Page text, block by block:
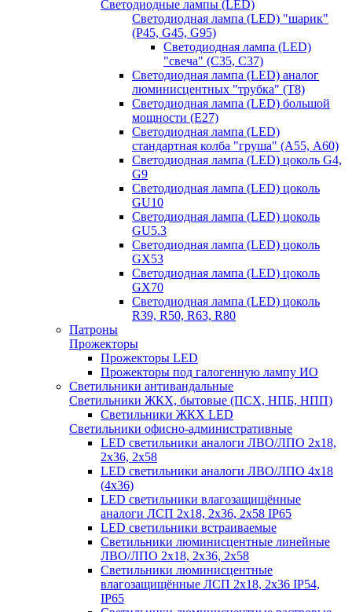
Светодиодные лампы (LED)
Светодиодная лампа (LED) "шарик"
(P45, G45, G95)
Светодиодная лампа (LED)
"свеча" (С35, С37)
Светодиодная лампа (LED) аналог
люминисцентных "трубка" (T8)
Светодиодная лампа (LED) большой
мощности (Е27)
Светодиодная лампа (LED)
стандартная колба "груша" (А55, А60)
Светодиодная лампа (LED) цоколь G4,
G9
Светодиодная лампа (LED) цоколь
GU10
Светодиодная лампа (LED) цоколь
GU5.3
Светодиодная лампа (LED) цоколь
GX53
Светодиодная лампа (LED) цоколь
GX70
Светодиодная лампа (LED) цоколь
R39, R50, R63, R80
Патроны
Прожекторы
Прожекторы LED
Прожекторы под галогенную лампу ИО
Светильники антивандальные
Светильники ЖКХ, бытовые (ПСХ, НПБ, НПП)
Светильники ЖКХ LED
Светильники офисно-административные
LED светильники аналоги ЛВО/ЛПО 2х18,
2х36, 2х58
LED светильники аналоги ЛВО/ЛПО 4х18
(4х36)
LED светильники влагозащищённые
аналоги ЛСП 2х18, 2х36, 2х58 IP65
LED светильники встраиваемые
Светильники люминисцентные линейные
ЛВО/ЛПО 2х18, 2х36, 2х58
Светильники люминисцентные
влагозащищённые ЛСП 2х18, 2х36 IP54,
IP65